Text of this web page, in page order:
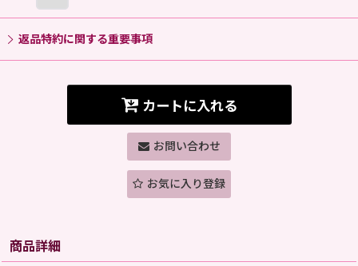
返品特約に関する重要事項
カートに入れる
お問い合わせ
お気に入り登録
商品詳細